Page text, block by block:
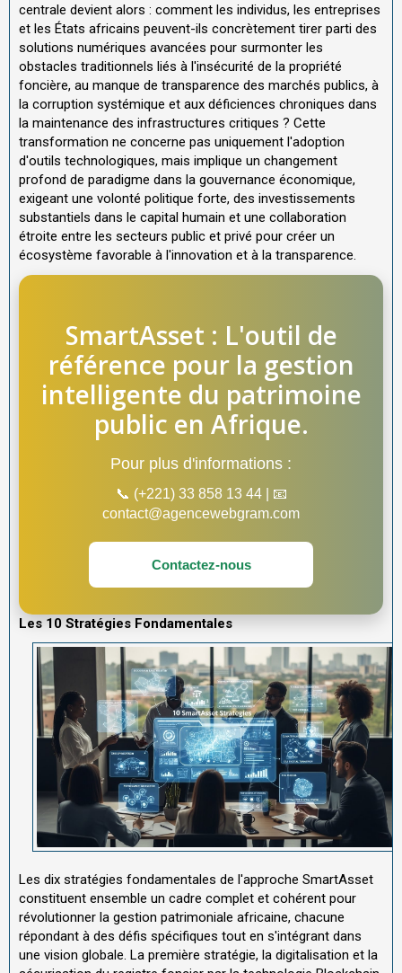
centrale devient alors : comment les individus, les entreprises
et les États africains peuvent-ils concrètement tirer parti des
solutions numériques avancées pour surmonter les
obstacles traditionnels liés à l'insécurité de la propriété
foncière, au manque de transparence des marchés publics, à
la corruption systémique et aux déficiences chroniques dans
la maintenance des infrastructures critiques ? Cette
transformation ne concerne pas uniquement l'adoption
d'outils technologiques, mais implique un changement
profond de paradigme dans la gouvernance économique,
exigeant une volonté politique forte, des investissements
substantiels dans le capital humain et une collaboration
étroite entre les secteurs public et privé pour créer un
écosystème favorable à l'innovation et à la transparence.
SmartAsset : L'outil de
référence pour la gestion
intelligente du patrimoine
public en Afrique.
Pour plus d'informations :
📞 (+221) 33 858 13 44 | 📧
contact@agencewebgram.com
Contactez-nous
Les 10 Stratégies Fondamentales
Les dix stratégies fondamentales de l'approche SmartAsset
constituent ensemble un cadre complet et cohérent pour
révolutionner la gestion patrimoniale africaine, chacune
répondant à des défis spécifiques tout en s'intégrant dans
une vision globale. La première stratégie, la digitalisation et la